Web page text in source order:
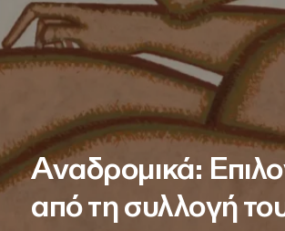
Αναδρομικά:
από τη συλλογή